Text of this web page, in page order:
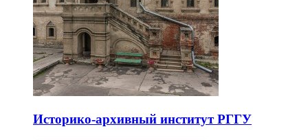
Историко-архивный институт РГГУ